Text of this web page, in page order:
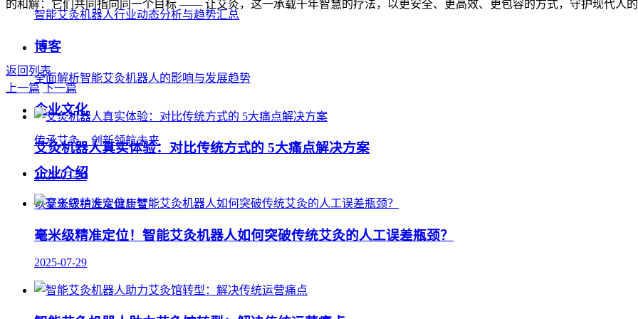
智能艾灸机器人行业动态分析与趋势汇总
博客
全面解析智能艾灸机器人的影响与发展趋势
企业文化
传承艾灸，创新领航未来
企业介绍
以艾灸守护大众健康梦
的和解：它们共同指向同一个目标 —— 让艾灸，这一承载千年智慧的疗法，以更安全、更高效、更包容的方式，守护现代人的
返回列表
上一篇 下一篇
艾灸机器人真实体验：对比传统方式的 5大痛点解决方案
2025-03-24
毫米级精准定位！智能艾灸机器人如何突破传统艾灸的人工误差瓶颈？
2025-07-29